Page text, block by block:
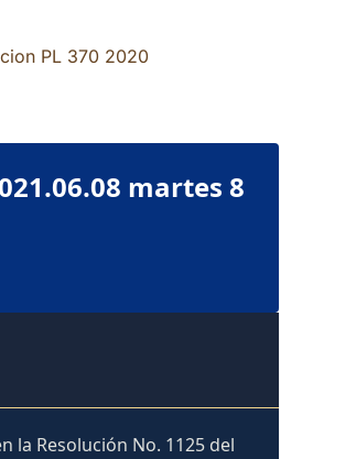
PL 370 2020
martes 8
la Resolución No. 1125 del